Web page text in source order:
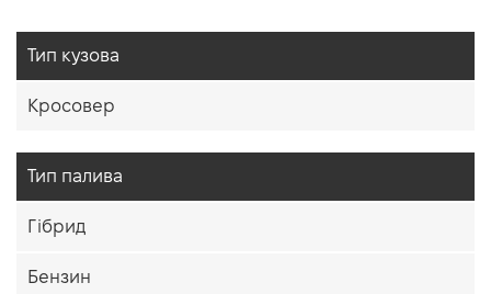
Тип кузова
Кросовер
Тип палива
Гібрид
Бензин